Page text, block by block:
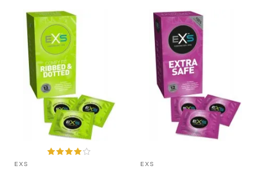
EXS EXS